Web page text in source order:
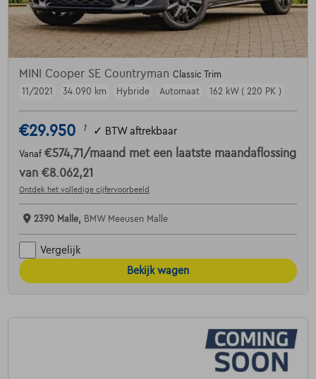
MINI Cooper SE Countryman Classic Trim
11/2021
34.090 km Hybride Automaat 162 kW ( 220 PK )
€29.950 1 ✓ BTW aftrekbaar
Vanaf €574,71 /maand met een laatste maandaflossing
van €8.062,21
Ontdek het volledige cijfervoorbeeld
2390 Malle, BMW Meeusen Malle
Vergelijk
Bekijk wagen